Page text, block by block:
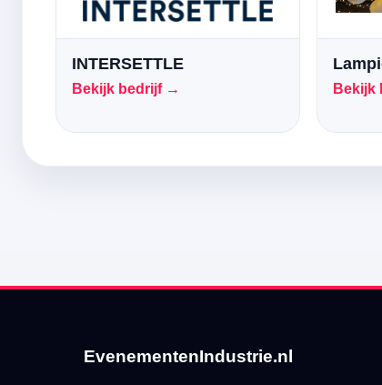
INTERSETTLE
Bekijk bedrijf → Bekijk
EvenementenIndustrie.nl